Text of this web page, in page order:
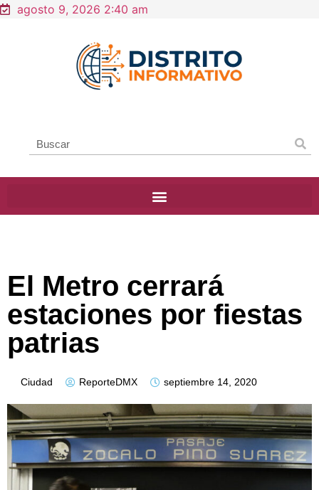
agosto 9, 2026 2:40 am
El Metro cerrará
estaciones por fiestas
patrias
Ciudad ReporteDMX septiembre 14, 2020